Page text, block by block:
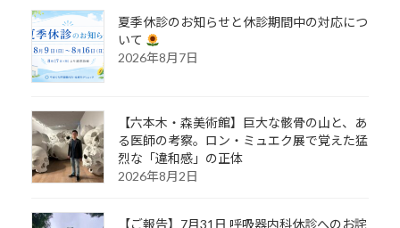
夏季休診のお知らせと休診期間中の対応につ
いて
2026年8月7日
【六本木・森美術館】巨大な骸骨の山と、あ
る医師の考察。ロン・ミュエク展で覚えた猛
烈な「違和感」の正体
2026年8月2日
【ご報告】7月31日 呼吸器内科休診へのお詫